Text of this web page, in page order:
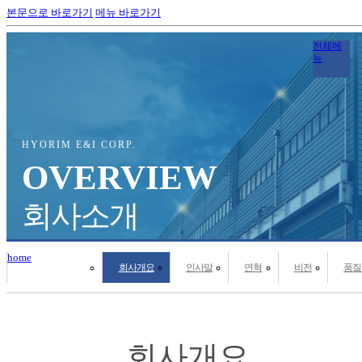
본문으로 바로가기 메뉴 바로가기
전체메
뉴
HYORIM E&I CORP.
OVERVIEW
회사소개
home
회사개요
인사말 연혁 비전 품